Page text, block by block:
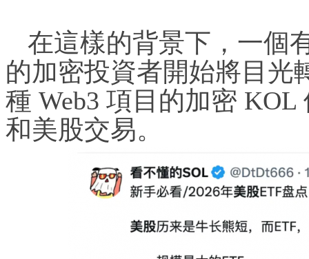
在這樣的背景下，一個
的加密投資者開始將目光
種 Web3 項目的加密
和美股交易。